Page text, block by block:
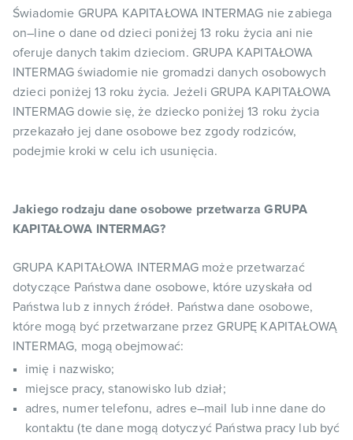
Świadomie GRUPA KAPITAŁOWA INTERMAG nie zabiega
on–line o dane od dzieci poniżej 13 roku życia ani nie
oferuje danych takim dzieciom. GRUPA KAPITAŁOWA
INTERMAG świadomie nie gromadzi danych osobowych
dzieci poniżej 13 roku życia. Jeżeli GRUPA KAPITAŁOWA
INTERMAG dowie się, że dziecko poniżej 13 roku życia
przekazało jej dane osobowe bez zgody rodziców,
podejmie kroki w celu ich usunięcia.
Jakiego rodzaju dane osobowe przetwarza GRUPA
KAPITAŁOWA INTERMAG?
GRUPA KAPITAŁOWA INTERMAG może przetwarzać
dotyczące Państwa dane osobowe, które uzyskała od
Państwa lub z innych źródeł. Państwa dane osobowe,
które mogą być przetwarzane przez GRUPĘ KAPITAŁOWĄ
INTERMAG, mogą obejmować:
imię i nazwisko;
miejsce pracy, stanowisko lub dział;
adres, numer telefonu, adres e–mail lub inne dane do
kontaktu (te dane mogą dotyczyć Państwa pracy lub być